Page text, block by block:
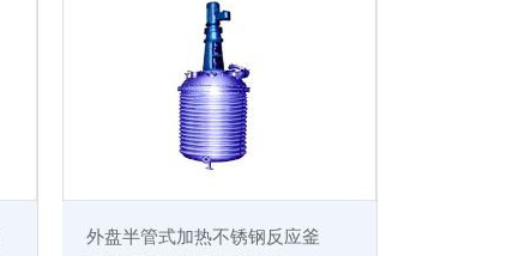
外盘半管式加热不锈钢反应釜